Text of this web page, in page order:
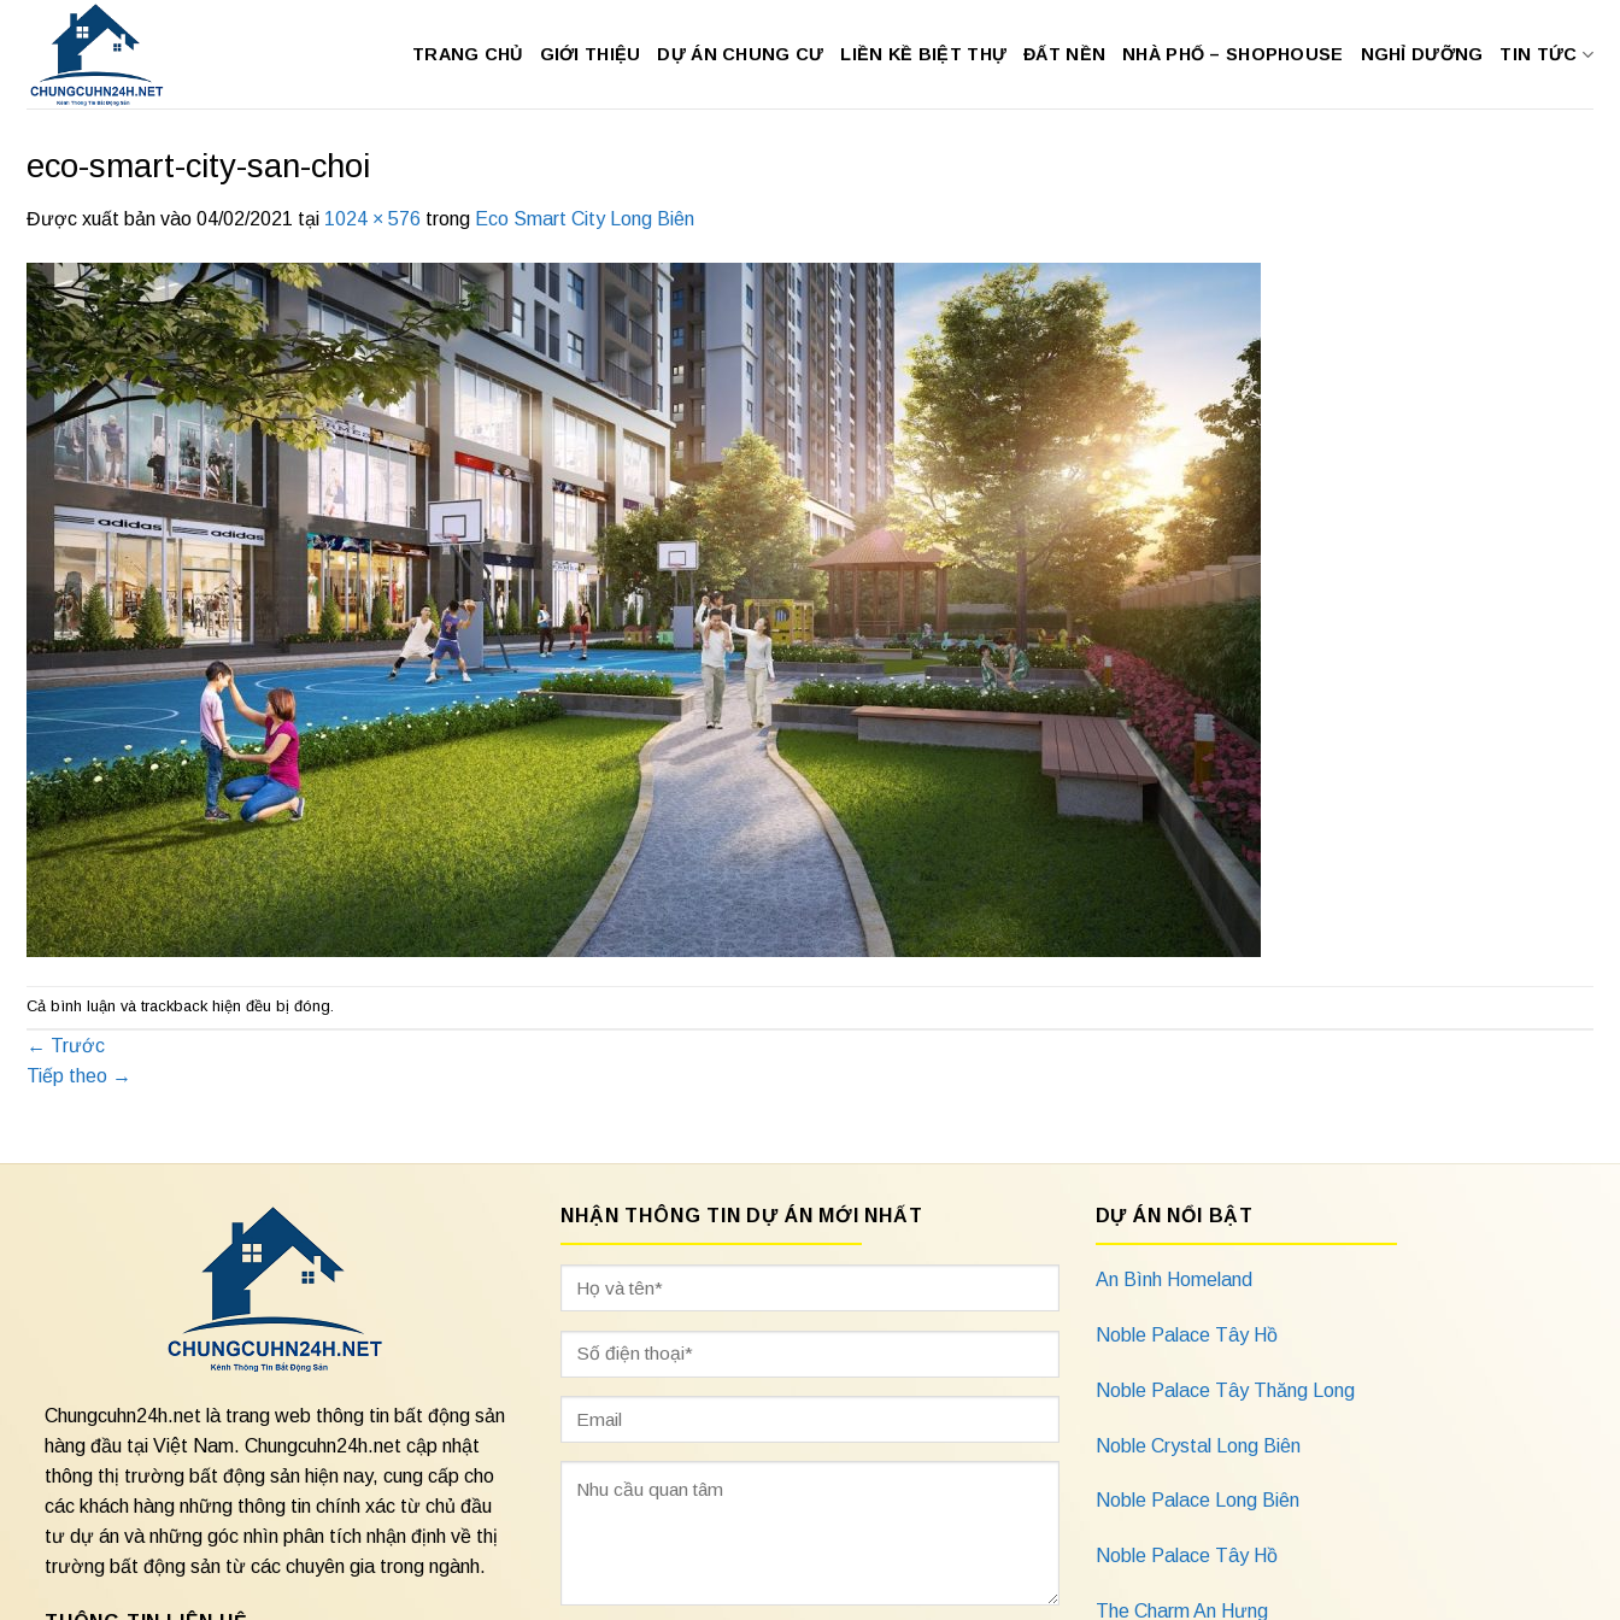
dung
TRANG CHỦ GIỚI THIỆU DỰ ÁN CHUNG CƯ LIỀN KỀ BIỆT THỰ ĐẤT NỀN NHÀ PHỐ – SHOPHOUSE NGHỈ DƯỠNG TIN TỨC
eco-smart-city-san-choi
Được xuất bản vào 04/02/2021 tại 1024 × 576 trong Eco Smart City Long Biên
Cả bình luận và trackback hiện đều bị đóng.
← Trước
Tiếp theo →
Chungcuhn24h.net là trang web thông tin bất động sản
hàng đầu tại Việt Nam. Chungcuhn24h.net cập nhật
thông thị trường bất động sản hiện nay, cung cấp cho
các khách hàng những thông tin chính xác từ chủ đầu
tư dự án và những góc nhìn phân tích nhận định về thị
trường bất động sản từ các chuyên gia trong ngành.
NHẬN THÔNG TIN DỰ ÁN MỚI NHẤT DỰ ÁN NỔI BẬT
An Bình Homeland
Noble Palace Tây Hồ
Noble Palace Tây Thăng Long
Noble Crystal Long Biên
Noble Palace Long Biên
Noble Palace Tây Hồ
The Charm An Hưng